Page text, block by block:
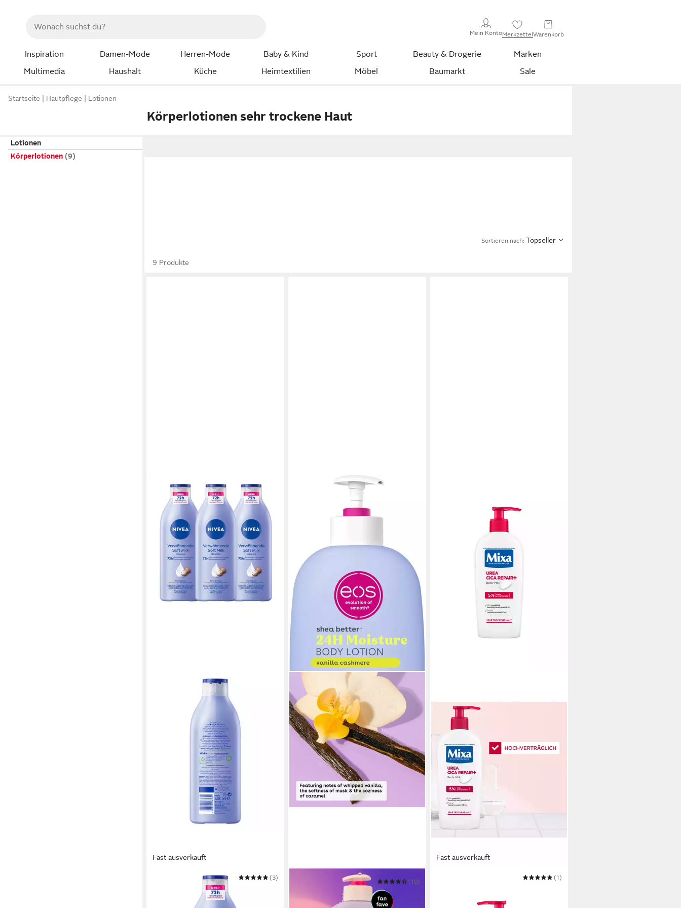
Mein KontoMerkzettelWarenkorb
Inspiration Damen-Mode Herren-Mode Baby & Kind Sport Beauty & Drogerie
Marken
Multimedia
Haushalt Küche Heimtextilien Möbel Baumarkt Sale
Startseite Hautpflege Lotionen
Körperlotionen sehr trockene Haut
Lotionen
Körperlotionen
Sortieren nach: Topseller
9 Produkte
Fast ausverkauft
Bodylotion Body Verwöhnende Soft
Milk 3 x 400ml
(3)
EOS EVOLUTION OF
Bodylotion Shea Better 24H Moisture
(10)
Fast ausverkauft
REPAIR + BODY MILK
(1)